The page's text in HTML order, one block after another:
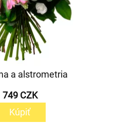
a alstrometria
749 CZK
Kúpiť